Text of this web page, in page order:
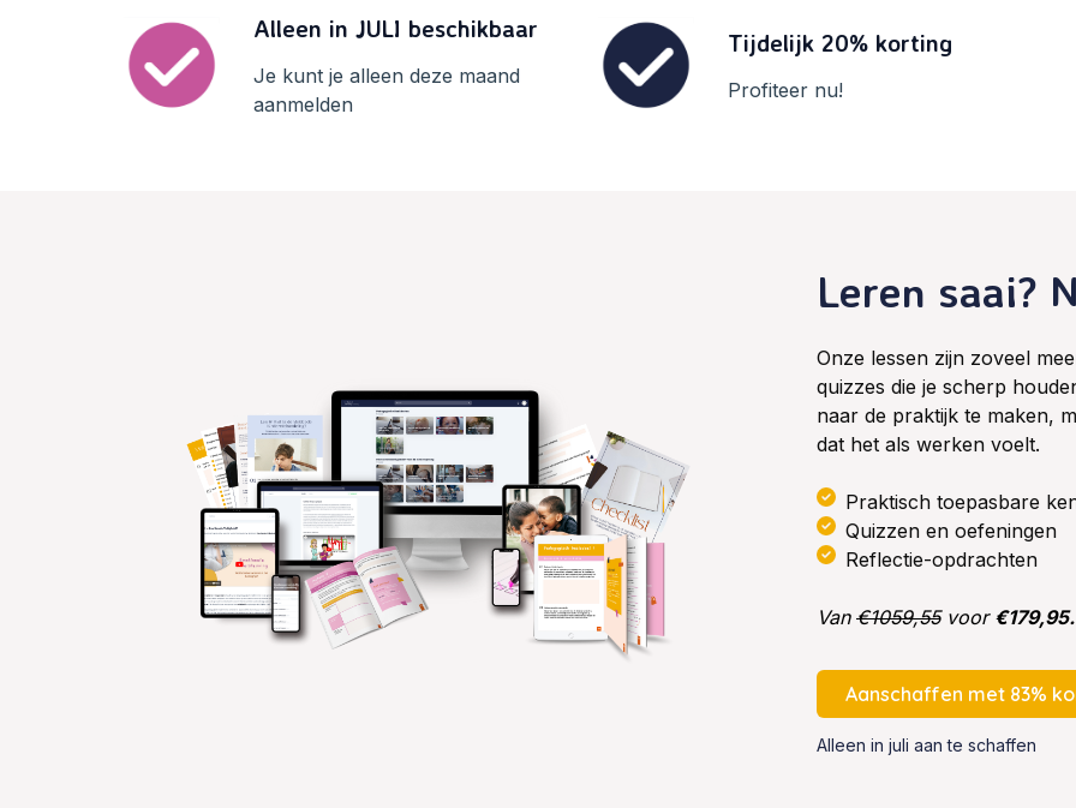
Alleen in JULI beschikbaar
Je kunt je alleen deze maand
aanmelden
Tijdelijk 20% korting
Profiteer nu!
Leren saai?
Onze lessen zijn zoveel
quizzes die je scherp
naar de praktijk te maken,
dat het als werken voelt.
Praktisch toepasbare
Quizzen en oefeningen
Reflectie-opdrachten
Van €1059,55voor €179,95.
Aanschaffen met 83%
Alleen in juli aan te schaffen